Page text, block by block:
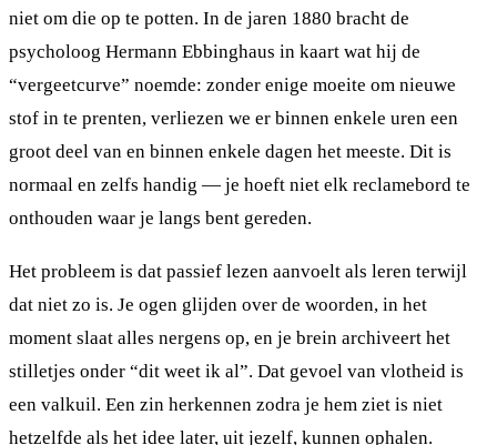
niet om die op te potten. In de jaren 1880 bracht de
psycholoog Hermann Ebbinghaus in kaart wat hij de
“vergeetcurve” noemde: zonder enige moeite om nieuwe
stof in te prenten, verliezen we er binnen enkele uren een
groot deel van en binnen enkele dagen het meeste. Dit is
normaal en zelfs handig — je hoeft niet elk reclamebord te
onthouden waar je langs bent gereden.
Het probleem is dat passief lezen aanvoelt als leren terwijl
dat niet zo is. Je ogen glijden over de woorden, in het
moment slaat alles nergens op, en je brein archiveert het
stilletjes onder “dit weet ik al”. Dat gevoel van vlotheid is
een valkuil. Een zin herkennen zodra je hem ziet is niet
hetzelfde als het idee later, uit jezelf, kunnen ophalen.